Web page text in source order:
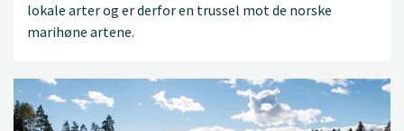
lokale arter og er derfor en trussel mot de norske
marihøne artene.